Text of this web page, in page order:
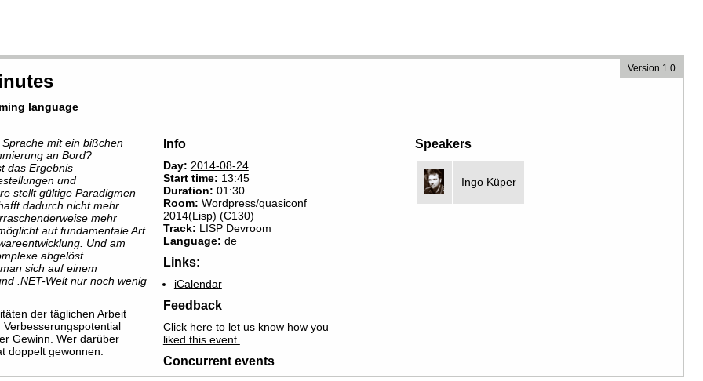
Version 1.0
language
mit ein bißchen
an Bord?
das Ergebnis
und
stellt gültige Paradigmen
dadurch nicht mehr
mehr
auf fundamentale Art
Und am
abgelöst.
sich auf einem
.NET-Welt nur noch wenig
der täglichen Arbeit
Gewinn. Wer darüber
doppelt gewonnen.
Info
Day: 2014-08-24
Start time: 13:45
Duration: 01:30
Room: Wordpress/quasiconf
2014(Lisp) (C130)
Track: LISP Devroom
Language: de
Links:
iCalendar
Feedback
Click here to let us know how you
liked this event.
Concurrent events
Speakers
Ingo Küper